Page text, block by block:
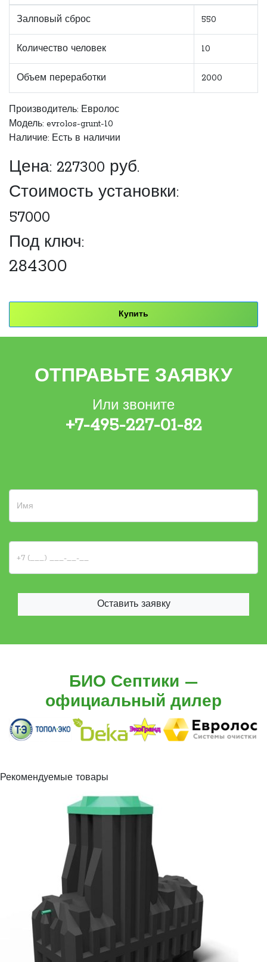
Залповый сброс 550
Количество человек 10
Объем переработки 2000
Производитель: Евролос
Модель: evrolos-grunt-10
Наличие: Есть в наличии
Цена: 227300 руб.
Стоимость установки:
57000
Под ключ:
284300
Купить
ОТПРАВЬТЕ ЗАЯВКУ
Или звоните
+7-495-227-01-82
Оставить заявку
БИО Септики —
официальный дилер
Рекомендуемые товары